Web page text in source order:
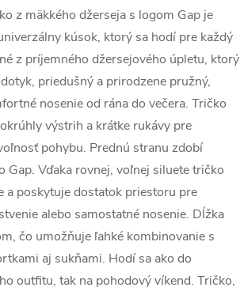
z mäkkého džerseja s logom Gap je
kúsok, ktorý sa hodí pre každý
z príjemného džersejového úpletu, ktorý
priedušný a prirodzene pružný,
nosenie od rána do večera. Tričko
výstrih a krátke rukávy pre
pohybu. Prednú stranu zdobí
Gap. Vďaka rovnej, voľnej siluete tričko
a poskytuje dostatok priestoru pre
alebo samostatné nosenie. Dĺžka
čo umožňuje ľahké kombinovanie s
aj sukňami. Hodí sa ako do
outfitu, tak na pohodový víkend. Tričko,